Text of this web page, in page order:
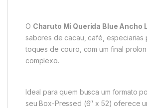
O Charuto Mi Querida Blue Ancho
sabores de cacau, café, especiarias
toques de couro, com um final
complexo.
Ideal para quem busca um formato
seu Box-Pressed (6″ x 52) oferece